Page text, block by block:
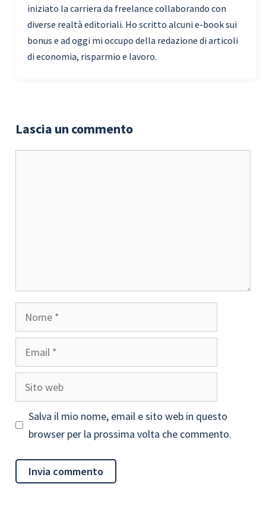
iniziato la carriera da freelance collaborando con
diverse realtà editoriali. Ho scritto alcuni e-book sui
bonus e ad oggi mi occupo della redazione di articoli
di economia, risparmio e lavoro.
Lascia un commento
Nome
Email
Sito
web
Salva il mio nome, email e sito web in questo
browser per la prossima volta che commento.